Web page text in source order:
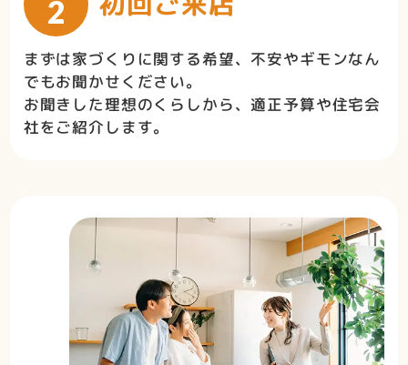
2
まずは家づくりに関する希望、不安やギモンなん
でもお聞かせください。
お聞きした理想のくらしから、適正予算や住宅会
社をご紹介します。